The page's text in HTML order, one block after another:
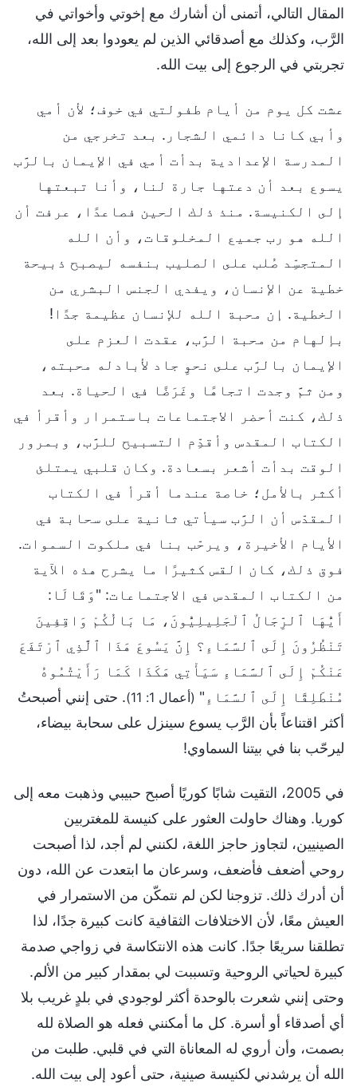
المقال التالي، أتمنى أن أشارك مع إخوتي وأخواتي في
الرَّب، وكذلك مع أصدقائي الذين لم يعودوا بعد إلى الله،
تجربتي في الرجوع إلى بيت الله.
عشت كل يوم من أيام طفولتي في خوف؛ لأن أمي
وأبي كانا دائمي الشجار. بعد تخرجي من
المدرسة الإعدادية بدأت أمي في الإيمان بالرَّب
يسوع بعد أن دعتها جارة لنا، وأنا تبعتها
إلى الكنيسة. منذ ذلك الحين فصاعدًا، عرفت أن
الله هو رب جميع المخلوقات، وأن الله
المتجسِّد صُلب على الصليب بنفسه ليصبح ذبيحة
خطية عن الإنسان، ويفدي الجنس البشري من
الخطية. إن محبة الله للإنسان عظيمة جدًا!
بإلهام من محبة الرَّب، عقدت العزم على
الإيمان بالرَّب على نحوٍ جاد لأبادله محبته،
ومن ثمَّ وجدت اتجاهًا وغَرَضًا في الحياة. بعد
ذلك، كنت أحضر الاجتماعات باستمرار وأقرأ في
الكتاب المقدس وأقدِّم التسبيح للرَّب، وبمرور
الوقت بدأت أشعر بسعادة. وكان قلبي يمتلئ
أكثر بالأمل؛ خاصة عندما أقرأ في الكتاب
المقدّس أن الرَّب سيأتي ثانية على سحابة في
الأيام الأخيرة، ويرحّب بنا في ملكوت السموات.
فوق ذلك، كان القس كثيرًا ما يشرح هذه الآية
من الكتاب المقدس في الاجتماعات: "وَقَالَا:
أَيُّهَا ٱلرِّجَالُ ٱلْجَلِيلِيُّونَ، مَا بَالُكُمْ وَاقِفِينَ
تَنْظُرُونَ إِلَى ٱلسَّمَاءِ؟ إِنَّ يَسُوعَ هَذَا ٱلَّذِي ٱرْتَفَعَ
عَنْكُمْ إِلَى ٱلسَّمَاءِ سَيَأْتِي هَكَذَا كَمَا رَأَيْتُمُوهُ
مُنْطَلِقًا إِلَى ٱلسَّمَاءِ" (أعمال 1: 11)
. حتى إنني أصبحتُ
أكثر اقتناعاً بأن الرَّب يسوع سينزل على سحابة بيضاء،
ليرحّب بنا في بيتنا السماوي!
في 2005، التقيت شابًا كوريًا أصبح حبيبي وذهبت معه إلى
كوريا. وهناك حاولت العثور على كنيسة للمغتربين
الصينيين، لتجاوز حاجز اللغة، لكنني لم أجد، لذا أصبحت
روحي أضعف فأضعف، وسرعان ما ابتعدت عن الله، دون
أن أدرك ذلك. تزوجنا لكن لم نتمكّن من الاستمرار في
العيش معًا، لأن الاختلافات الثقافية كانت كبيرة جدًا، لذا
تطلقنا سريعًا جدًا. كانت هذه الانتكاسة في زواجي صدمة
كبيرة لحياتي الروحية وتسببت لي بمقدار كبير من الألم.
وحتى إنني شعرت بالوحدة أكثر لوجودي في بلدٍ غريب بلا
أي أصدقاء أو أسرة. كل ما أمكنني فعله هو الصلاة لله
بصمت، وأن أروي له المعاناة التي في قلبي. طلبت من
الله أن يرشدني لكنيسة صينية، حتى أعود إلى بيت الله.